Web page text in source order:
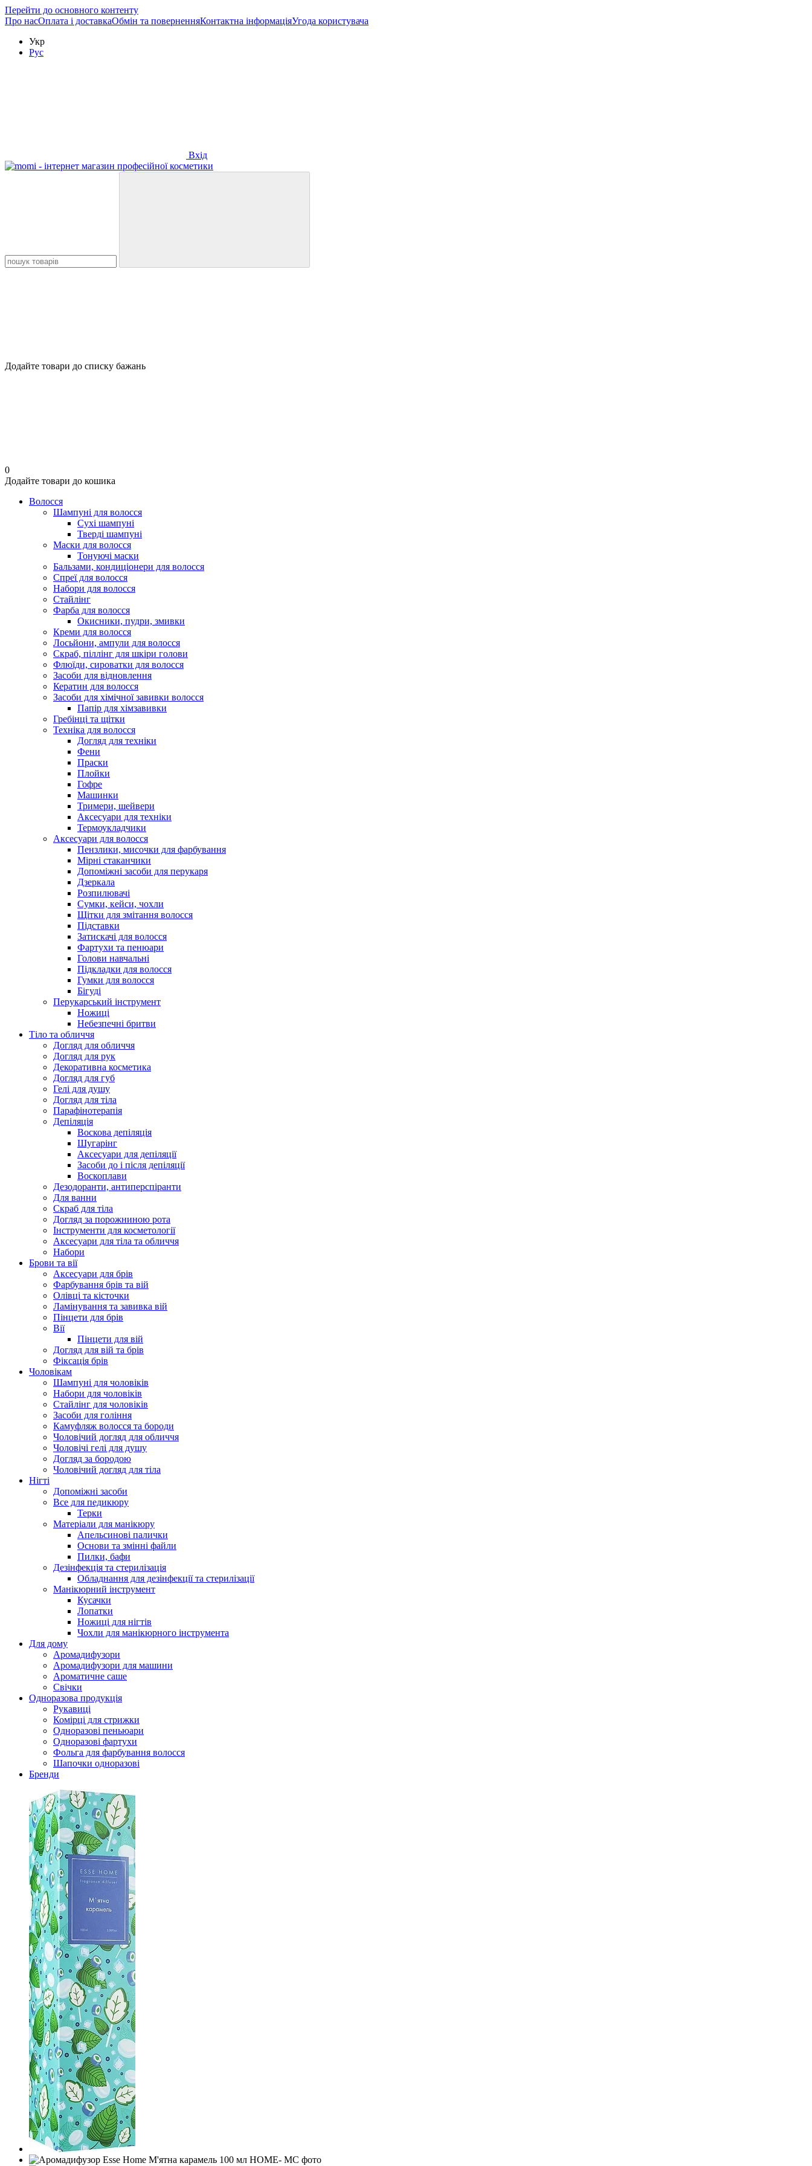
Перейти до основного контенту
Про насОплата і доставкаОбмін та поверненняКонтактна інформаціяУгода користувача
Укр
Рус
Вхід
Додайте товари до списку бажань
0
Додайте товари до кошика
Волосся
Шампуні для волосся
Сухі шампуні
Тверді шампуні
Маски для волосся
Тонуючі маски
Бальзами, кондиціонери для волосся
Спреї для волосся
Набори для волосся
Стайлінг
Фарба для волосся
Окисники, пудри, змивки
Креми для волосся
Лосьйони, ампули для волосся
Скраб, піллінг для шкіри голови
Флюїди, сироватки для волосся
Засоби для відновлення
Кератин для волосся
Засоби для хімічної завивки волосся
Папір для хімзавивки
Гребінці та щітки
Техніка для волосся
Догляд для техніки
Фени
Праски
Плойки
Гофре
Машинки
Тримери, шейвери
Аксесуари для техніки
Термоукладчики
Аксесуари для волосся
Пензлики, мисочки для фарбування
Мірні стаканчики
Допоміжні засоби для перукаря
Дзеркала
Розпилювачі
Сумки, кейси, чохли
Щітки для змітання волосся
Підставки
Затискачі для волосся
Фартухи та пенюари
Голови навчальні
Підкладки для волосся
Гумки для волосся
Бігуді
Перукарський інструмент
Ножиці
Небезпечні бритви
Тіло та обличчя
Догляд для обличчя
Догляд для рук
Декоративна косметика
Догляд для губ
Гелі для душу
Догляд для тіла
Парафінотерапія
Депіляція
Воскова депіляція
Шугарінг
Аксесуари для депіляції
Засоби до і після депіляції
Воскоплави
Дезодоранти, антиперспіранти
Для ванни
Скраб для тіла
Догляд за порожниною рота
Інструменти для косметології
Аксесуари для тіла та обличчя
Набори
Брови та вії
Аксесуари для брів
Фарбування брів та вій
Олівці та кісточки
Ламінування та завивка вій
Пінцети для брів
Вії
Пінцети для вій
Догляд для вій та брів
Фіксація брів
Чоловікам
Шампуні для чоловіків
Набори для чоловіків
Стайлінг для чоловіків
Засоби для гоління
Камуфляж волосся та бороди
Чоловічий догляд для обличчя
Чоловічі гелі для душу
Догляд за бородою
Чоловічий догляд для тіла
Нігті
Допоміжні засоби
Все для педикюру
Терки
Матеріали для манікюру
Апельсинові палички
Основи та змінні файли
Пилки, бафи
Дезінфекція та стерилізація
Обладнання для дезінфекції та стерилізації
Манікюрний інструмент
Кусачки
Лопатки
Ножиці для нігтів
Чохли для манікюрного інструмента
Для дому
Аромадифузори
Аромадифузори для машини
Ароматичне саше
Свічки
Одноразова продукція
Рукавиці
Комірці для стрижки
Одноразові пеньюари
Одноразові фартухи
Фольга для фарбування волосся
Шапочки одноразові
Бренди